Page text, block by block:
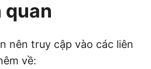
quan
nên truy cập vào các liên
về: